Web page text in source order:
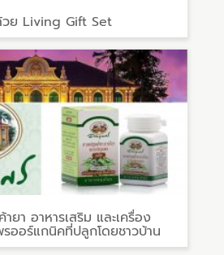
ย Living Gift Set
ยา อาหารเสริม และเครื่อง
ออร์แกนิคที่ปลูกโดยชาวบ้าน